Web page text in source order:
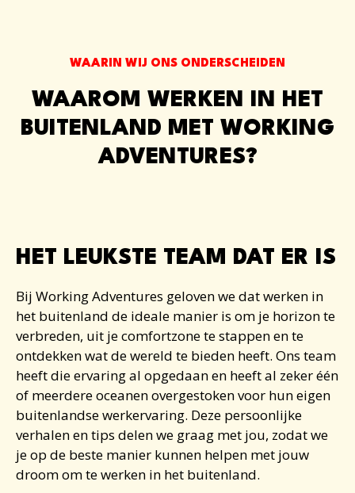
WAARIN WIJ ONS ONDERSCHEIDEN
WAAROM WERKEN IN HET
BUITENLAND MET WORKING
ADVENTURES?
HET LEUKSTE TEAM DAT ER IS
Bij Working Adventures geloven we datwerken in
het buitenland de ideale manier is om je horizon te
verbreden, uit je comfortzone te stappen en te
ontdekken wat de wereld te bieden heeft. Ons team
heeft die ervaring al opgedaan en heeft al zeker één
of meerdere oceanen overgestoken voor hun eigen
buitenlandse werkervaring. Deze persoonlijke
verhalen en tips delen we graag met jou, zodat we
je op de beste manier kunnen helpen met jouw
droom om tewerken in het buitenland.